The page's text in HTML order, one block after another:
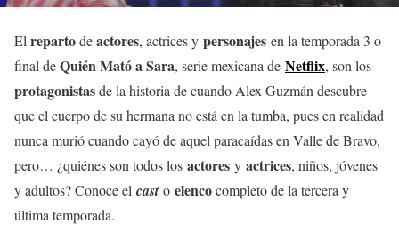
El repartodeactores, actrices y personajes en la temporada 3 o
final deQuién Mató a Sara, serie mexicana de Netflix, son los
protagonistasde la historia de cuando Alex Guzmán descubre
que el cuerpo de su hermana no está en la tumba, pues en realidad
nunca murió cuando cayó de aquel paracaídas en Valle de Bravo,
pero… ¿quiénes son todos los actores y actrices, niños, jóvenes
y adultos? Conoce el casto elencocompleto de la tercera y
última temporada.